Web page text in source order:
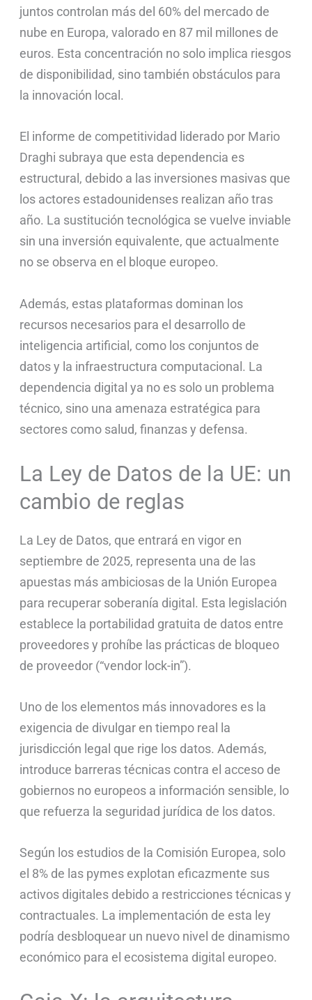
juntos controlan más del 60% del mercado de
nube en Europa, valorado en 87 mil millones de
euros. Esta concentración no solo implica riesgos
de disponibilidad, sino también obstáculos para
la innovación local.
El informe de competitividad liderado por Mario
Draghi subraya que esta dependencia es
estructural, debido a las inversiones masivas que
los actores estadounidenses realizan año tras
año. La sustitución tecnológica se vuelve inviable
sin una inversión equivalente, que actualmente
no se observa en el bloque europeo.
Además, estas plataformas dominan los
recursos necesarios para el desarrollo de
inteligencia artificial, como los conjuntos de
datos y la infraestructura computacional. La
dependencia digital ya no es solo un problema
técnico, sino una amenaza estratégica para
sectores como salud, finanzas y defensa.
La Ley de Datos de la UE: un
cambio de reglas
La Ley de Datos, que entrará en vigor en
septiembre de 2025, representa una de las
apuestas más ambiciosas de la Unión Europea
para recuperar soberanía digital. Esta legislación
establece la portabilidad gratuita de datos entre
proveedores y prohíbe las prácticas de bloqueo
de proveedor (“vendor lock-in”).
Uno de los elementos más innovadores es la
exigencia de divulgar en tiempo real la
jurisdicción legal que rige los datos. Además,
introduce barreras técnicas contra el acceso de
gobiernos no europeos a información sensible, lo
que refuerza la seguridad jurídica de los datos.
Según los estudios de la Comisión Europea, solo
el 8% de las pymes explotan eficazmente sus
activos digitales debido a restricciones técnicas y
contractuales. La implementación de esta ley
podría desbloquear un nuevo nivel de dinamismo
económico para el ecosistema digital europeo.